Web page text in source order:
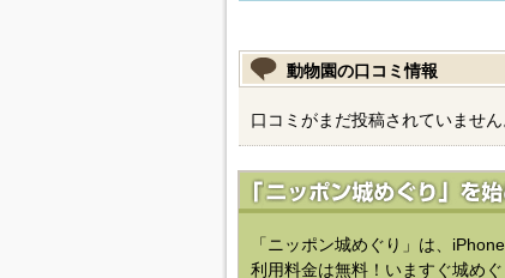
動物園の口コミ情報
口コミがまだ投稿されていません
「ニッポン城めぐり」は、
利用料金は無料！いますぐ城めぐ